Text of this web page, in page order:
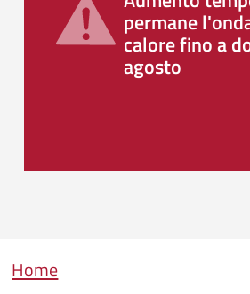
permane
calore fino a
agosto
Briciole di pane
Home